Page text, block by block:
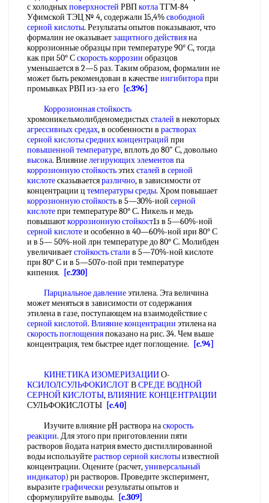
с холодныхповерхностей РВПкотлаТГМ-84
Уфимской ТЭЦ № 4, содержали 15,4%свободной
серной кислоты. Результаты опытов показывают, что
формалин не оказываетзащитного действияна
коррозионные образцы при температуре 90° С, тогда
как при 50° Сскорость коррозии образцов
уменьшается в 2—5 раз. Таким образом, формалин не
может быть рекомендован в качествеингибиторапри
промывках РВП из-за его [c.396]
Коррозионная стойкость
хромоникельмолибденомедистыхсталей в некоторых
агрессивных средах, в особенности в растворах
серной кислотысредних концентраций при
повышенной температуре, вплоть до 80" С, довольно
высока. Влияниелегирующих элементов па
коррозионную стойкостьэтихсталей в серной
кислотесказываетсяразлично, в зависимости от
концентрации ц температуры среды. Хром повышает
коррозионную стойкостьв 5—30%-иой серной
кислотепри температуре 80° С. Никель и медь
повышаюткоррозионную стойкост1з в 5—60%-ной
серной кислотеи особенно в 40—60%-ной ири 80° С
и в 5— 50%-ной лрн температуре до 80° С. Молибден
увеличиваетстойкость стали в 5—70%-ной кислоте
прн 80° С и в 5—507о-пой при температуре
кипения.
[c.230]
Парциальное давлениеэтилена. Эта величина
может меняться в зависимости от содержания
этилена в газе, поступающем на взаимодействие с
серной кислотой. Влияние концентрации этилена на
скорость поглощенияпоказано на рис. 34. Чем выше
концентрация, тем быстрее идет поглощение.
[c.94]
КИНЕТИКА ИЗОМЕРИЗАЦИИО-
КСИЛОЛСУЛЬФОКИСЛОТВСРЕДЕ ВОДНОЙ
СЕРНОЙ КИСЛОТЫ,ВЛИЯНИЕ КОНЦЕНТРАЦИИ
СУЛЬФОКИСЛОТЫ [c.40]
Изучите влияние pH раствора наскорость
реакции. Для этого при приготовлении пяти
растворов йодата натрия вместо дистиллированной
воды используйтераствор серной кислотыизвестной
концентрации. Оцените (расчет,универсальный
индикатор) рн растворов. Проведите эксперимент,
выразитеграфически результаты опытов и
сформулируйте выводы.
[c.309]